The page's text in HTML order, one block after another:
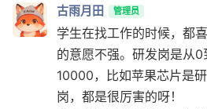
古雨月田 管理员
学生在找工作的时候，都
的意愿不强。研发岗是从0
10000，比如苹果芯片是
岗，都是很厉害的呀！